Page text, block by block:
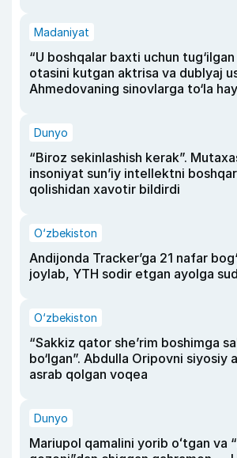
Madaniyat
“U boshqalar baxti uchun
otasini kutgan aktrisa va dublyaj
Ahmedovaning sinovlarga to‘la
Dunyo
“Biroz sekinlashish kerak”.
insoniyat sun’iy intellektni
qolishidan xavotir bildirdi
O‘zbekiston
Andijonda Tracker’ga 21 nafar
joylab, YTH sodir etgan ayolga
O‘zbekiston
“Sakkiz qator she’rim boshimga
bo‘lgan”. Abdulla Oripovni siyosiy
asrab qolgan voqea
Dunyo
Mariupol qamalini yorib oʻtgan va